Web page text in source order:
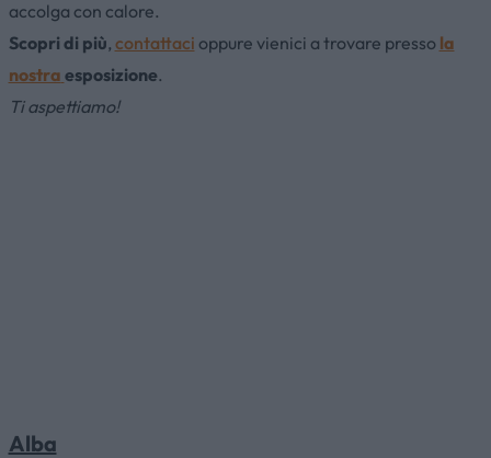
accolga con calore.
Scopri di più, contattaci oppure vienici a trovare presso la
nostra esposizione.
Ti aspettiamo!
Alba